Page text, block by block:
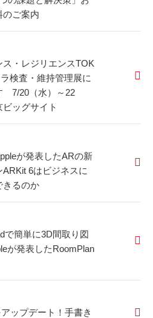
のご案内
ス・レジリエンスTOK
検査・維持管理展に
7/20（水）～22
ビッグサイト
が発表したARの新
6はビジネスに
きるのか
で簡単に3D間取り図
が発表したRoomPlan
ップデート！手書き